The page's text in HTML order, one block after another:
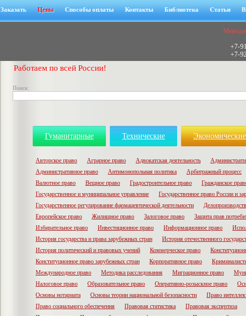
Заказать Цены Способы оплаты Контакты Библиотека Статьи
+7-
+7-
Работаем по всей России!
Поиск:
Гуманитарные Технические Экономические
Авторское право Аграрное право Адвокатская деятельность
Административное право
Антимонопольная политика Арбитражный процесс
Валютное право
Вещное право Градостроительное право Гражданское
Государственное и муниципальное управление
Государственное право России и
Государственное регулирование фармацевтической деятельности
Европейское право
Жилищное право Залоговое право Защита прав
Избирательное право
Инвестиционное право Информационное право
История государства и права зарубежных стран
История отечественного
История политический и правовых учений
Коммерческое право
Конституционное право зарубежных стран
Корпоративное право
Международное право
Методика расследования Миграционное право
Налоговое право
Образовательное право Оперативно-розыскное право
Основы нотариата
Основы теории национальной безопасности
Право
Право социального обеспечения
Правовая статистика Правовая экспертиза